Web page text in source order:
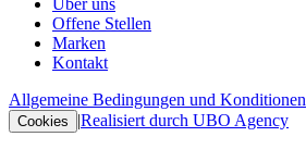
Offene Stellen
Marken
Kontakt
Allgemeine Bedingungen und Konditionen
Cookies |Realisiert durch UBO Agency